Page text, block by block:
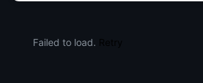
Failed to load.